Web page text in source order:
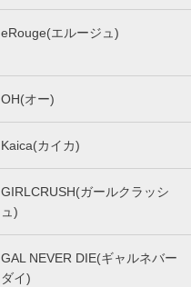
eRouge(エルージュ)
OH(オー)
Kaica(カイカ)
GIRLCRUSH(ガールクラッシ
ュ)
GAL NEVER DIE(ギャルネバー
ダイ)